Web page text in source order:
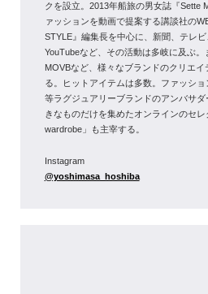
クを設立。2013年船旅の男女誌『Sette
ァッションを動画で提案する講談社の
STYLE』編集長を中心に、新聞、テレビ
YouTubeなど、その活動は多岐に及ぶ。
MOVBなど、様々なブランドのクリエ
る。ヒットアイテムは多数。ファッシ
等ラグジュアリーブランドのアンバサ
きなものだけを集めたオンラインのセレ
wardrobe」も主宰する。
Instagram
@yoshimasa_hoshiba